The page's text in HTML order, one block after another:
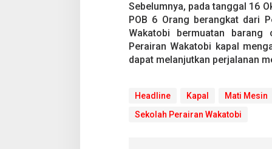
Sebelumnya, pada tanggal 16
POB 6 Orang berangkat dari
Wakatobi bermuatan
Perairan Wakatobi kapal
dapat melanjutkan perjalanan
Headline Kapal
Mati Mesin
Sekolah Perairan Wakatobi